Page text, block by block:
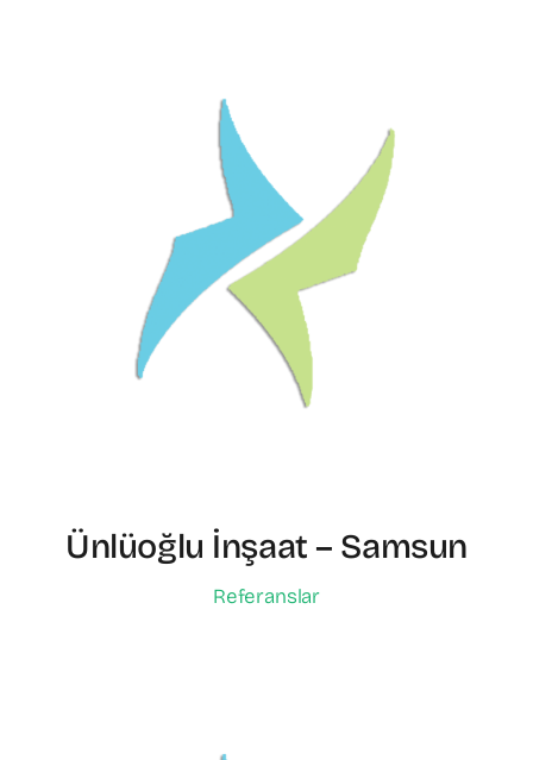
Ünlüoğlu İnşaat – Samsun
Referanslar